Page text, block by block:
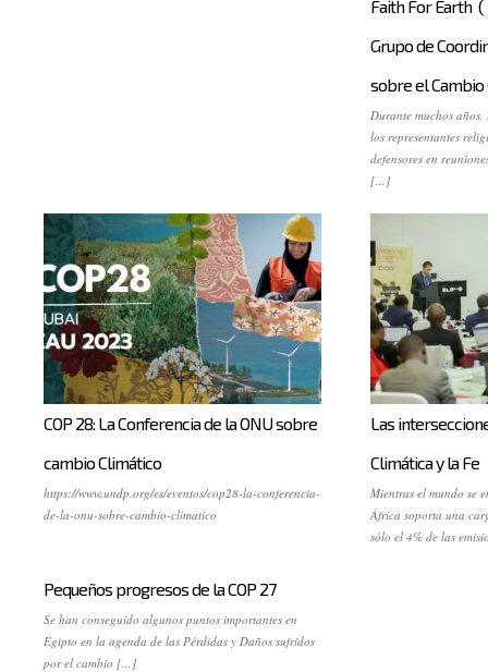
Faith For Earth
Grupo de
sobre el Cambio
Durante muchos
los representantes
defensores en
[…]
COP 28: La Conferencia de la ONU sobre
cambio Climático
https://www.undp.org/es/eventos/cop28-la-conferencia-
de-la-onu-sobre-cambio-climatico
Las
Climática y la Fe
Mientras el mundo se
África soporta una
sólo el 4% de las
Pequeños progresos de la COP 27
Se han conseguido algunos puntos importantes en
Egipto en la agenda de las Pérdidas y Daños sufridos
por el cambio […]